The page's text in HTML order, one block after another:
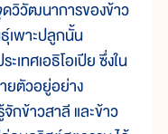
ดวิวัฒนาการของข้าว
เพาะปลูกนั้น
เทศเอธิโอเปีย ซึ่งใน
ยตัวอยู่อย่าง
กข้าวสาลี และข้าว